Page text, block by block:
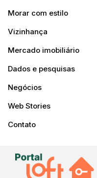
Morar com estilo
Vizinhança
Mercado imobiliário
Dados e pesquisas
Negócios
Web Stories
Contato